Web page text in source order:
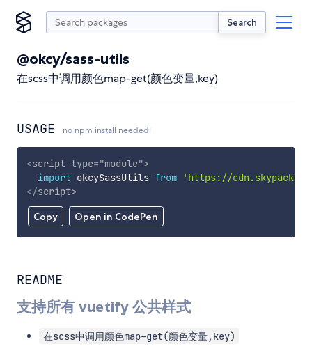
Search
@okcy/sass-utils
在scss中调用颜色map-get(颜色变量,key)
USAGE no npm install needed!
Copy Open in CodePen
<script type="module">
import okcySassUtils from
'https://
</script>
README
支持所有 vuetify 公共样式
在scss中调用颜色map-get(颜色变量,key)